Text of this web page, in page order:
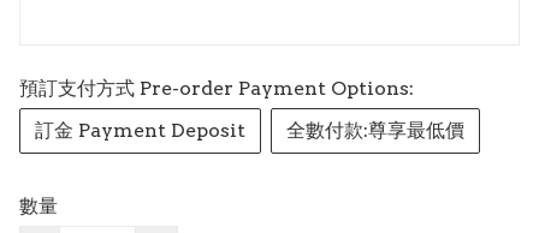
預訂支付方式 Pre-order Payment Options:
訂金 Payment Deposit
全數付款:尊享最低價
數量